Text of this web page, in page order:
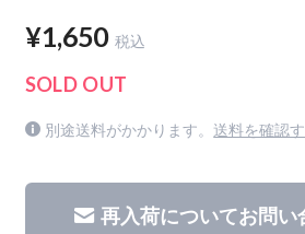
¥1,650 税込
SOLD OUT
別途送料がかかります。 送料を確認
再入荷についてお問い